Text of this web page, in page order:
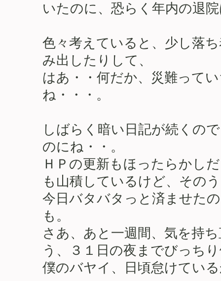
いたのに、恐らく年内の退
色々考えていると、少し落
み出したりして、
はあ・・何だか、災難って
ね・・・。
しばらく暗い日記が続くの
のにね・・。
ＨＰの更新もほったらかし
も山積しているけど、その
今日バタバタっと済ませた
も。
さあ、あと一週間、気を持
う、３１日の夜までびっち
僕のバヤイ、日頃怠けてい